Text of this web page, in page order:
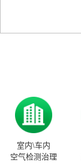
室内\车内
空气检测治理